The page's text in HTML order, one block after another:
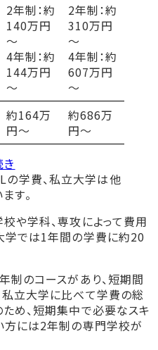
コースⅡ
学科 2年制
科 2年制
2年制：約
140万円
～
4年制：約
144万円
～
2年制：約
310万円
～
4年制：約
607万円
～
約164万
円～
約686万
円～
き
学費、私立大学は他
す。
や学科、専攻によって費用
学では1年間の学費に約20
制のコースがあり、短期間
立大学に比べて学費の総
め、短期集中で必要なスキ
方には2年制の専門学校が